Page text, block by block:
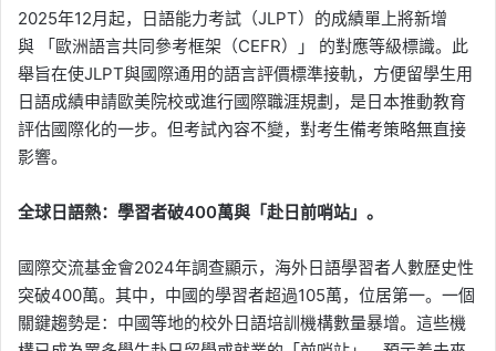
2025年12月起，日語能力考試（JLPT）的成績單上將新增
與 「歐洲語言共同參考框架（CEFR）」 的對應等級標識。此
舉旨在使JLPT與國際通用的語言評價標準接軌，方便留學生用
日語成績申請歐美院校或進行國際職涯規劃，是日本推動教育
評估國際化的一步。但考試內容不變，對考生備考策略無直接
影響。
全球日語熱：學習者破400萬與「赴日前哨站」。
國際交流基金會2024年調查顯示，海外日語學習者人數歷史性
突破400萬。其中，中國的學習者超過105萬，位居第一。一個
關鍵趨勢是：中國等地的校外日語培訓機構數量暴增。這些機